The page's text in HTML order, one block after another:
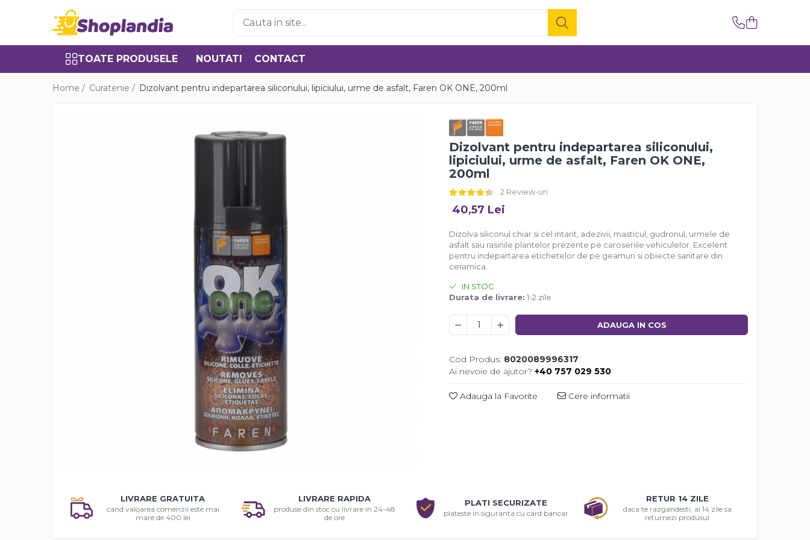
Toate Produsele
Atelier & Bricolaj
Solutii desfundat tevi
Solutii suprafete
TOATE PRODUSELE NOUTATI CONTACT
Home / Curatenie / Dizolvant pentru indepartarea siliconului, lipiciului, urme de asfalt, Faren OK ONE, 200ml
Dizolvant pentru indepartarea siliconului,
lipiciului, urme de asfalt, Faren OK ONE,
200ml
2 Review-uri
Facebook
40,57 Lei
Dizolva siliconul chiar si cel intarit, adezivii, masticul, gudronul, urmele de
asfalt sau rasinile plantelor prezente pe caroseriile vehiculelor. Excelent
pentru indepartarea etichetelor de pe geamuri si obiecte sanitare din
ceramica.
IN STOC
Durata de livrare: 1-2 zile
ADAUGA IN COS
Cod Produs: 8020089996317
Ai nevoie de ajutor? +40 757 029 530
Adauga la Favorite Cere informatii
LIVRARE GRATUITA
cand valoarea comenzii este mai
mare de 400 lei
LIVRARE RAPIDA
produse din stoc cu livrare in 24-48
de ore
PLATI SECURIZATE
plateste in siguranta cu card bancar
RETUR 14 ZILE
daca te razgandesti, ai 14 zile sa
returnezi produsul